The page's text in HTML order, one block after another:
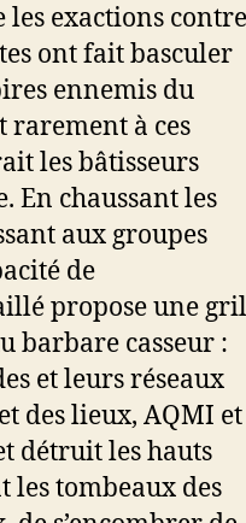
les exactions contre
ont fait basculer
ennemis du
à ces
les bâtisseurs
En chaussant les
aux groupes
de
propose une
barbare casseur :
et leurs réseaux
des lieux, AQMI et
détruit les hauts
les tombeaux des